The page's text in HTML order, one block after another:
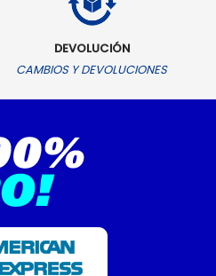
DEVOLUCIÓN
CAMBIOS Y DEVOLUCIONES